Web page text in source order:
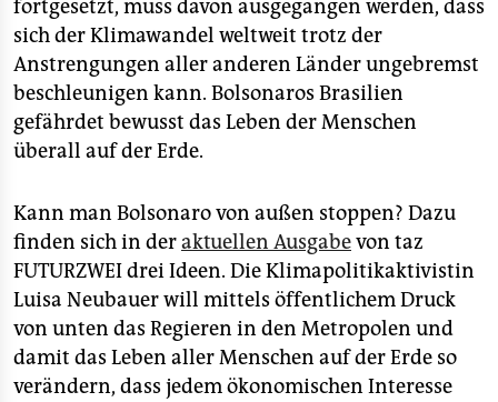
fortgesetzt, muss davon ausgegangen werden, dass
sich der Klimawandel weltweit trotz der
Anstrengungen aller anderen Länder ungebremst
beschleunigen kann. Bolsonaros Brasilien
gefährdet bewusst das Leben der Menschen
überall auf der Erde.
Kann man Bolsonaro von außen stoppen? Dazu
finden sich in deraktuellen Ausgabevon taz
FUTURZWEI drei Ideen. Die Klimapolitikaktivistin
Luisa Neubauer will mittels öffentlichem Druck
von unten das Regieren in den Metropolen und
damit das Leben aller Menschen auf der Erde so
verändern, dass jedem ökonomischen Interesse